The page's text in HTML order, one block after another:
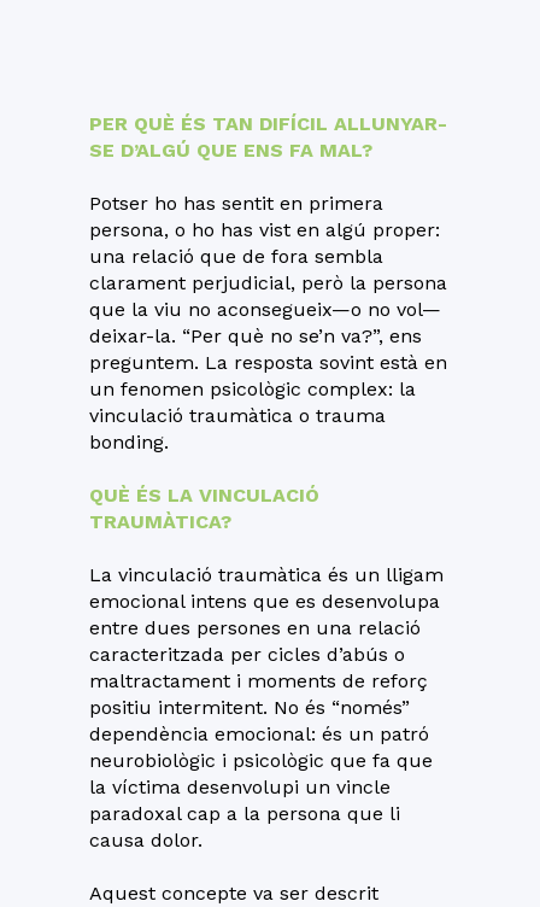
PER QUÈ ÉS TAN DIFÍCIL ALLUNYAR-
SE D’ALGÚ QUE ENS FA MAL?
Potser ho has sentit en primera
persona, o ho has vist en algú proper:
una relació que de fora sembla
clarament perjudicial, però la persona
que la viu no aconsegueix—o no vol—
deixar-la. “Per què no se’n va?”, ens
preguntem. La resposta sovint està en
un fenomen psicològic complex: la
vinculació traumàtica o trauma
bonding.
QUÈ ÉS LA VINCULACIÓ
TRAUMÀTICA?
La vinculació traumàtica és un lligam
emocional intens que es desenvolupa
entre dues persones en una relació
caracteritzada per cicles d’abús o
maltractament i moments de reforç
positiu intermitent. No és “només”
dependència emocional: és un patró
neurobiològic i psicològic que fa que
la víctima desenvolupi un vincle
paradoxal cap a la persona que li
causa dolor.
Aquest concepte va ser descrit